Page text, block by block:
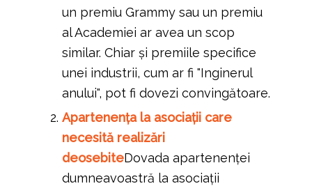
un premiu Grammy sau un premiu
al Academiei ar avea un scop
similar. Chiar și premiile specifice
unei industrii, cum ar fi "Inginerul
anului", pot fi dovezi convingătoare.
Apartenența la asociații care
necesită realizări
deosebiteDovada apartenenței
dumneavoastră la asociații